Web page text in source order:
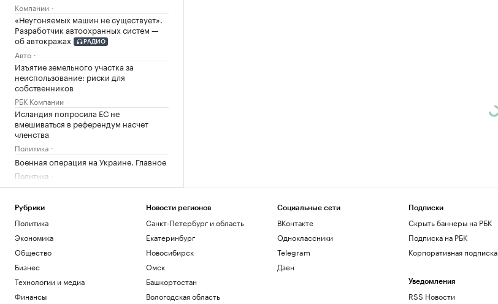
Компании
«Неугоняемых машин не существует».
Разработчик автоохранных систем —
об автокражах
РАДИО
Авто
Изъятие земельного участка за
неиспользование: риски для
собственников
РБК Компании
Исландия попросила ЕС не
вмешиваться в референдум насчет
членства
Политика
Военная операция на Украине. Главное
Политика
В «Москва-Сити» задержали 20
криптообменников
Политика
Глава «Эксмо» назвал три тренда на
рынке бизнес-литературы
Общество
В Подмосковье впервые выписали
штраф за борщевик, выявленный с
помощью ИИ
Рубрики
Политика
Экономика
Общество
Бизнес
Технологии и медиа
Финансы
Новости регионов
Санкт-Петербург и область
Екатеринбург
Новосибирск
Омск
Башкортостан
Вологодская область
Социальные сети
ВКонтакте
Одноклассники
Telegram
Дзен
Подписки
Скрыть баннеры на РБК
Подписка на РБК
Корпоративная подписка
Уведомления
RSS Новости